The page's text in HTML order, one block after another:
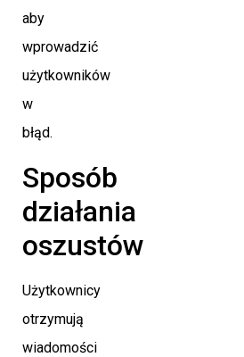
aby
wprowadzić
użytkowników
w
błąd.
Sposób
działania
oszustów
Użytkownicy
otrzymują
wiadomości